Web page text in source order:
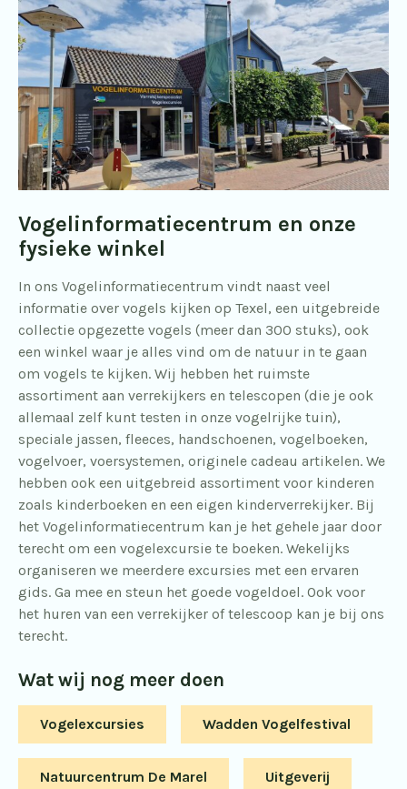
Vogelinformatiecentrum en onze
fysieke winkel
In ons Vogelinformatiecentrum vindt naast veel
informatie over vogels kijken op Texel, een uitgebreide
collectie opgezette vogels (meer dan 300 stuks), ook
een winkel waar je alles vind om de natuur in te gaan
om vogels te kijken. Wij hebben het ruimste
assortiment aan verrekijkers en telescopen (die je ook
allemaal zelf kunt testen in onze vogelrijke tuin),
speciale jassen, fleeces, handschoenen, vogelboeken,
vogelvoer, voersystemen, originele cadeau artikelen. We
hebben ook een uitgebreid assortiment voor kinderen
zoals kinderboeken en een eigen kinderverrekijker. Bij
het Vogelinformatiecentrum kan je het gehele jaar door
terecht om een vogelexcursie te boeken. Wekelijks
organiseren we meerdere excursies met een ervaren
gids. Ga mee en steun het goede vogeldoel. Ook voor
het huren van een verrekijker of telescoop kan je bij ons
terecht.
Wat wij nog meer doen
Vogelexcursies Wadden Vogelfestival
Natuurcentrum De Marel Uitgeverij